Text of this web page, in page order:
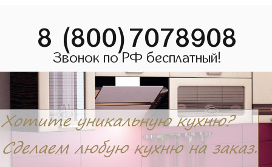
8 (800)7078908
Звонок по РФ бесплатный!